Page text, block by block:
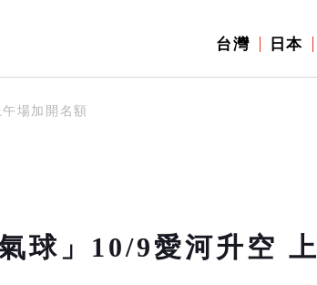
台灣 日本
場加開名額
球」10/9愛河升空 上